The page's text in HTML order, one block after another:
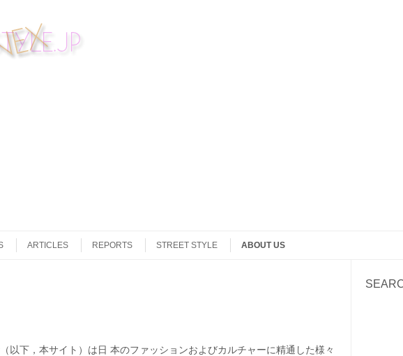
ARTICLES REPORTS STREET STYLE ABOUT US
以下，本サイト）は日 本のファッションおよびカルチャーに精通した様々